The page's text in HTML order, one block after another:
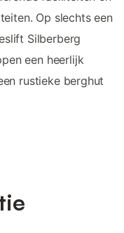
Op slechts een
Silberberg
een heerlijk
rustieke berghut